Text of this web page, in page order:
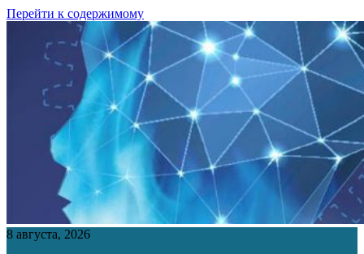
Перейти к содержимому
8 августа, 2026